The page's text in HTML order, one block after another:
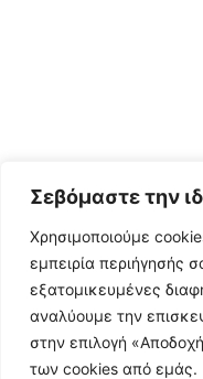
Σεβόμαστε την
Χρησιμοποιούμε
εμπειρία περιήγησής
εξατομικευμένες
αναλύουμε την
στην επιλογή
των cookies από εμάς.